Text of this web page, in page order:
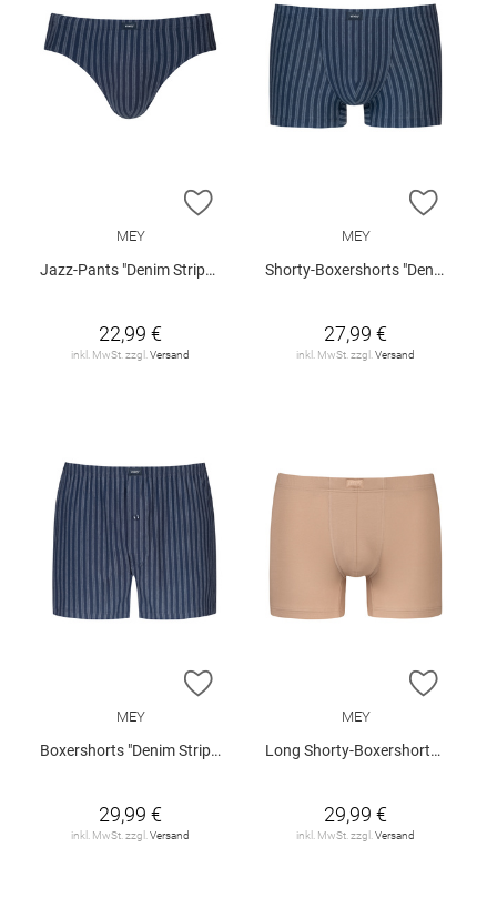
ZUR WUNSCHLISTE HINZUFÜGEN
MEY
Jazz-Pants "Denim Stripes"
22,99 €
inkl. MwSt. zzgl.Versand
ZUR
MEY
Shorty-Boxershorts "Denim Stripes"
27,99 €
inkl. MwSt. zzgl.Versand
ZUR WUNSCHLISTE HINZUFÜGEN
MEY
Boxershorts "Denim Stripes"
29,99 €
inkl. MwSt. zzgl.Versand
ZUR
MEY
Long Shorty-Boxershorts "Business Class"
29,99 €
inkl. MwSt. zzgl.Versand